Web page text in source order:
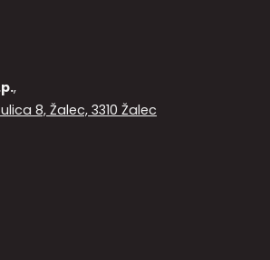
,
8, Žalec, 3310 Žalec